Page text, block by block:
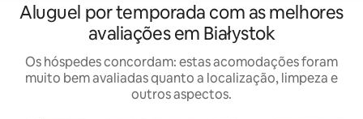
Aluguel por temporada com as melhores
avaliações em Białystok
Os hóspedes concordam: estas acomodações foram
muito bem avaliadas quanto a localização, limpeza e
outros aspectos.